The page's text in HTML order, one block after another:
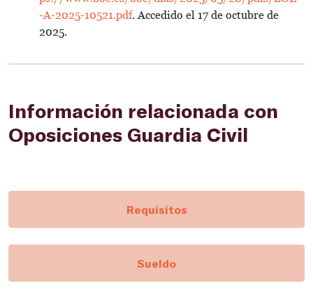
-A-2025-10521.pdf. Accedido el 17 de octubre de
2025.
Información relacionada con
Oposiciones Guardia Civil
Requisitos
Sueldo